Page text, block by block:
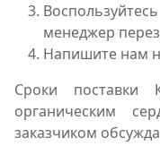
менеджер
Напишите нам
Сроки поставки
органическим
заказчиком